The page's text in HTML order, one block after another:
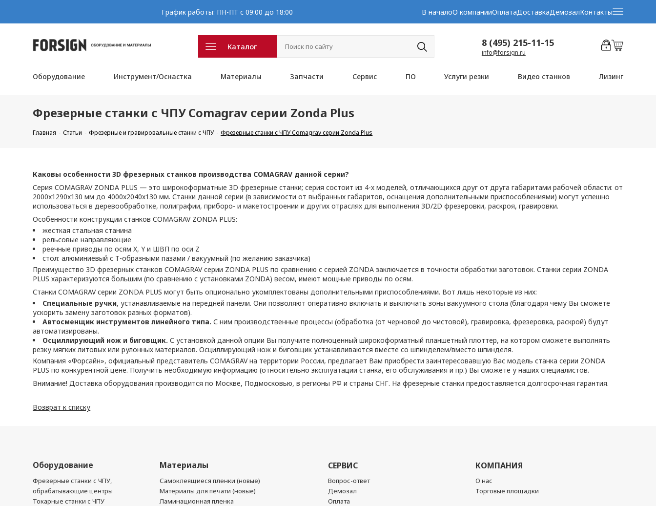
График работы: ПН-ПТ с 09:00 до 18:00 В началоО компанииОплатаДоставкаДемозалКонтакты
Каталог 8 (495) 215-11-15
info@forsign.ru
Оборудование Инструмент/Оснастка Материалы Запчасти Сервис ПО Услуги резки Видео станков Лизинг
Фрезерные станки с ЧПУ Comagrav серии Zonda Plus
Главная Статьи Фрезерные и гравировальные станки с ЧПУ Фрезерные станки с ЧПУ Comagrav серии Zonda Plus
Каковы особенности 3D фрезерных станков производства COMAGRAV данной серии?
Серия COMAGRAV ZONDA PLUS — это широкоформатные 3D фрезерные станки; серия состоит из 4-х моделей, отличающихся друг от друга габаритами рабочей области: от
2000x1290x130 мм до 4000x2040x130 мм. Станки данной серии (в зависимости от выбранных габаритов, оснащения дополнительными приспособлениями) могут успешно
использоваться в деревообработке, полиграфии, приборо- и макетостроении и других отраслях для выполнения 3D/2D фрезеровки, раскроя, гравировки.
Особенности конструкции станков COMAGRAV ZONDA PLUS:
жесткая стальная станина
рельсовые направляющие
реечные приводы по осям X, Y и ШВП по оси Z
стол: алюминиевый с Т-образными пазами / вакуумный (по желанию заказчика)
Преимущество 3D фрезерных станков COMAGRAV серии ZONDA PLUS по сравнению с серией ZONDA заключается в точности обработки заготовок. Станки серии ZONDA
PLUS характеризуются большим (по сравнению с установками ZONDA) весом, имеют мощные приводы по осям.
Станки COMAGRAV серии ZONDA PLUS могут быть опционально укомплектованы дополнительными приспособлениями. Вот лишь некоторые из них:
Специальные ручки, устанавливаемые на передней панели. Они позволяют оперативно включать и выключать зоны вакуумного стола (благодаря чему Вы сможете
ускорить замену заготовок разных форматов).
Автосменщик инструментов линейного типа. С ним производственные процессы (обработка (от черновой до чистовой), гравировка, фрезеровка, раскрой) будут
автоматизированы.
Осциллирующий нож и биговщик. С установкой данной опции Вы получите полноценный широкоформатный планшетный плоттер, на котором сможете выполнять
резку мягких литовых или рулонных материалов. Осциллирующий нож и биговщик устанавливаются вместе со шпинделем/вместо шпинделя.
Компания «Форсайн», официальный представитель COMAGRAV на территории России, предлагает Вам приобрести заинтересовавшую Вас модель станка серии ZONDA
PLUS по конкурентной цене. Получить необходимую информацию (относительно эксплуатации станка, его обслуживания и пр.) Вы сможете у наших специалистов.
Внимание! Доставка оборудования производится по Москве, Подмосковью, в регионы РФ и страны СНГ. На фрезерные станки предоставляется долгосрочная гарантия.
Возврат к списку
Оборудование
Фрезерные станки с ЧПУ,
обрабатывающие центры
Токарные станки с ЧПУ
Материалы
Самоклеящиеся пленки (новые)
Материалы для печати (новые)
Ламинационная пленка
СЕРВИС
Вопрос-ответ
Демозал
Оплата
КОМПАНИЯ
О нас
Торговые площадки